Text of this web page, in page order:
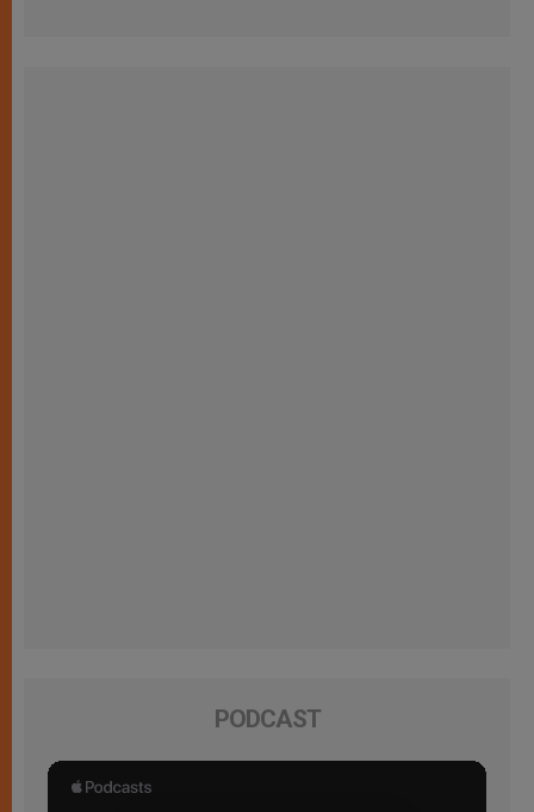
PODCAST